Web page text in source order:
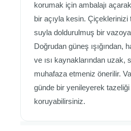
korumak için ambalajı
bir açıyla kesin.
suyla doldurulmuş bir
Doğrudan güneş ışığından,
ve ısı kaynaklarından uzak,
muhafaza etmeniz önerilir.
günde bir yenileyerek
koruyabilirsiniz.